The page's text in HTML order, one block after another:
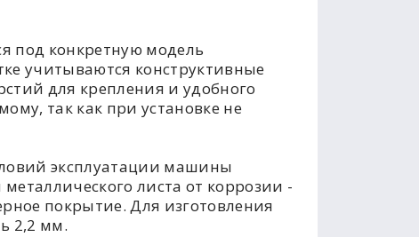
под конкретную модель
учитываются конструктивные
для крепления и удобного
так как при установке не
эксплуатации машины
листа от коррозии -
покрытие. Для изготовления
2,2 мм.